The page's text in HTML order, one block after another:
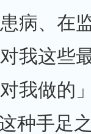
病、在
我这些
我做的
种手